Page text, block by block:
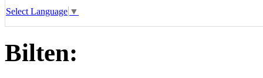
Select Language ▼
Bilten: